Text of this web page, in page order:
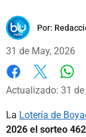
Por:
31 de May, 2026
Facebook
X
Actualizado: 31
La Lotería de
2026 el sorteo